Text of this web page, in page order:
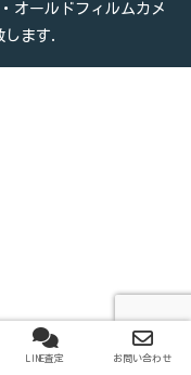
オールドフィルムカメ
します.
LINE査定 お問い合わせ